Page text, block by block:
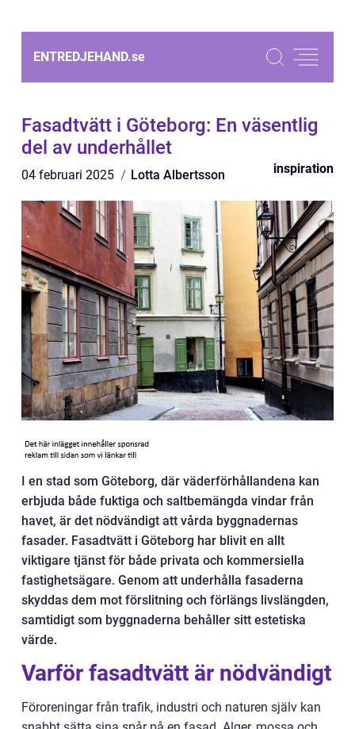
ENTREDJEHAND.se
Fasadtvätt i Göteborg: En väsentlig
del av underhållet
04 februari 2025 Lotta Albertsson inspiration
I en stad som Göteborg, där väderförhållandena kan
erbjuda både fuktiga och saltbemängda vindar från
havet, är det nödvändigt att vårda byggnadernas
fasader. Fasadtvätt i Göteborg har blivit en allt
viktigare tjänst för både privata och kommersiella
fastighetsägare. Genom att underhålla fasaderna
skyddas dem mot förslitning och förlängs livslängden,
samtidigt som byggnaderna behåller sitt estetiska
värde.
Varför fasadtvätt är nödvändigt
Föroreningar från trafik, industri och naturen själv kan